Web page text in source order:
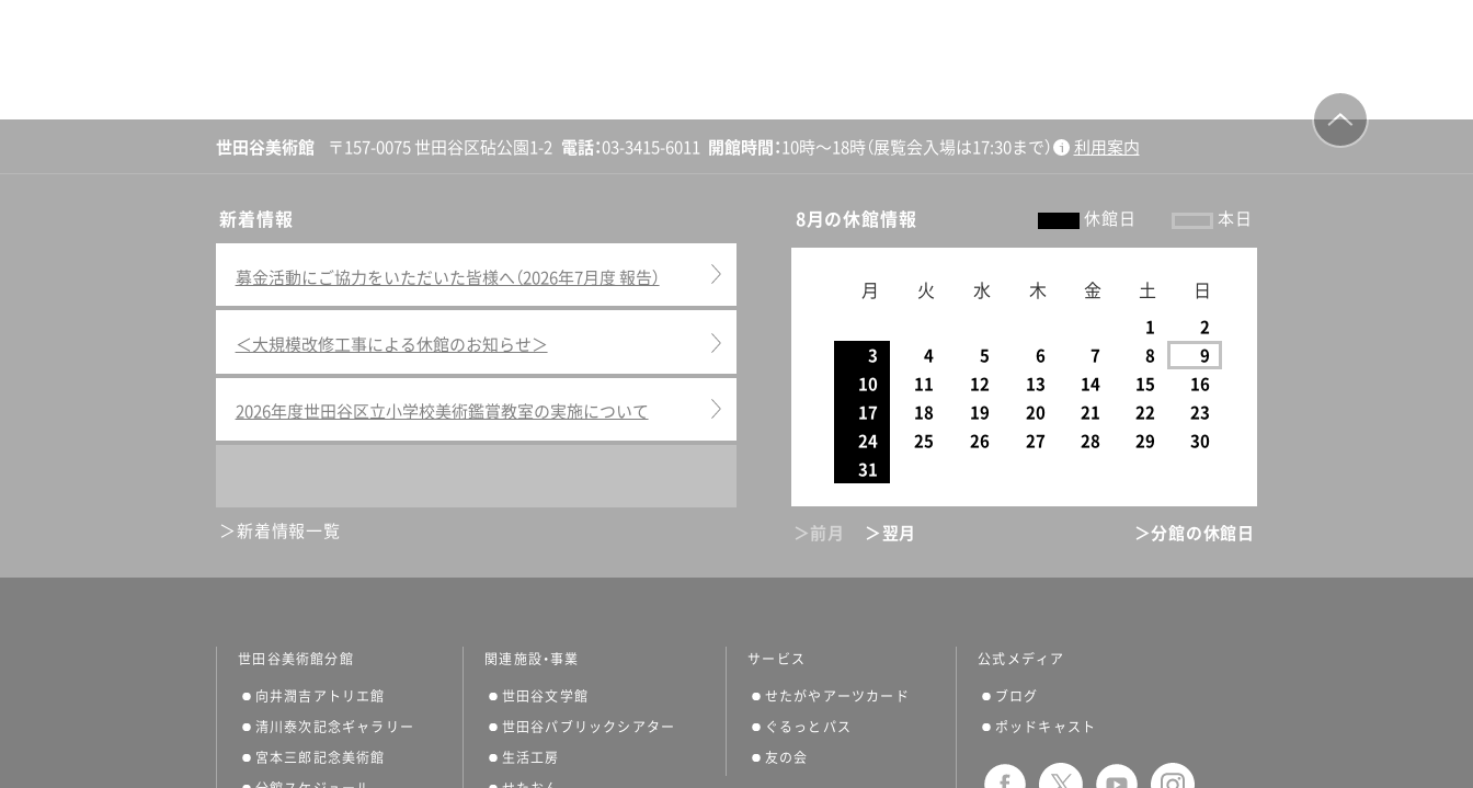
世田谷美術館 〒157-0075 世田谷区砧公園1-2 電話 03-3415-6011 開館時間 10時〜18時 （展覧会入場は17:30まで） 利用案内
新着情報
募金活動にご協力をいただいた皆様へ（2026年7月度 報告）
＜大規模改修工事による休館のお知らせ＞
2026年度世田谷区立小学校美術鑑賞教室の実施について
新着情報一覧
8月の休館情報 休館日 本日
月 火 水 木 金 土 日
1
2
3
4 5 6 7 8
9
10
11 12 13 14 15
16
17
18 19 20 21 22
23
24
25 26 27 28 29
30
31
＞前月 ＞翌月 ＞分館の休館日
世田谷美術館分館
向井潤吉アトリエ館
清川泰次記念ギャラリー
宮本三郎記念美術館
関連施設・事業
世田谷文学館
世田谷パブリックシアター
生活工房
サービス
せたがやアーツカード
ぐるっとパス
友の会
公式メディア
ブログ
ポッドキャスト